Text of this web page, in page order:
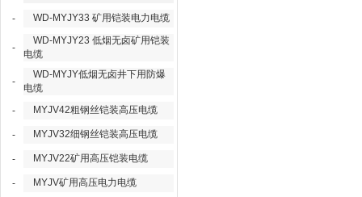
- WD-MYJY33 矿用铠装电力电缆
-
WD-MYJY23 低烟无卤矿用铠装
电缆
-
WD-MYJY低烟无卤井下用防爆
电缆
-
MYJV42粗钢丝铠装高压电缆
- MYJV32细钢丝铠装高压电缆
- MYJV22矿用高压铠装电缆
- MYJV矿用高压电力电缆